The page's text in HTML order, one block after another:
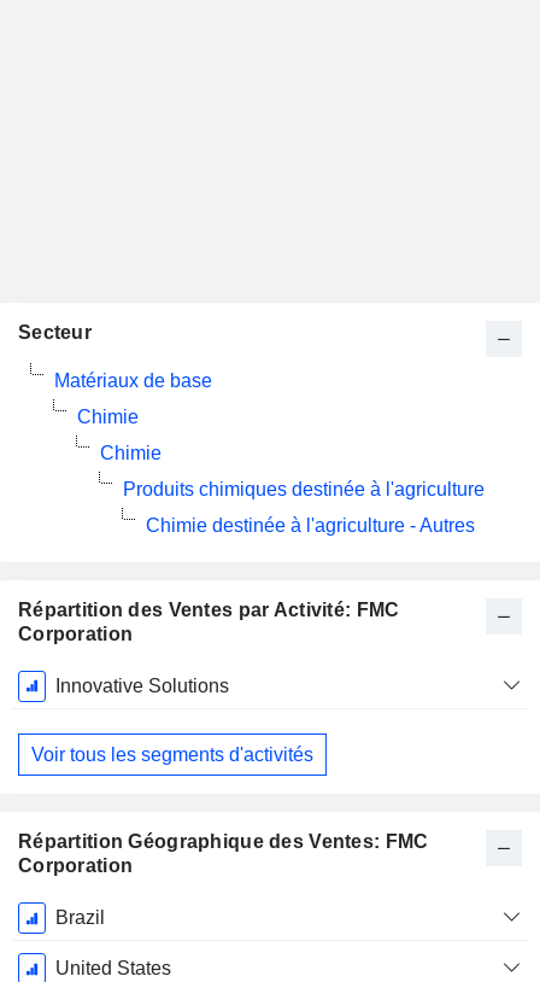
Répartition des Ventes par Activité: FMC
Corporation
Période
Fiscale:
Décembre
Innovative Solutions
Voir tous les segments d'activités
Répartition Géographique des Ventes: FMC
Corporation
Période
Fiscale:
Décembre
Brazil
United States
Secteur
Matériaux de base
Chimie
Chimie
Produits chimiques destinée à l'agriculture
Chimie destinée à l'agriculture - Autres